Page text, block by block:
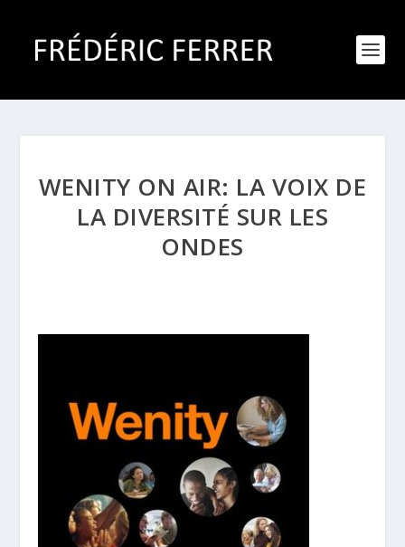
WENITY ON AIR: LA VOIX DE
LA DIVERSITÉ SUR LES
ONDES